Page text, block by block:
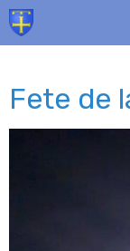
Fete de